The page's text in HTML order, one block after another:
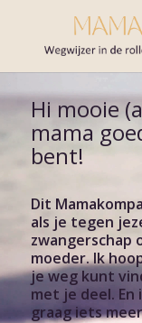
Videospeler
Hi mooie
mama
bent!
Dit
als je tegen
zwangerschap
moeder. Ik
je weg kunt
met je deel.
graag iets